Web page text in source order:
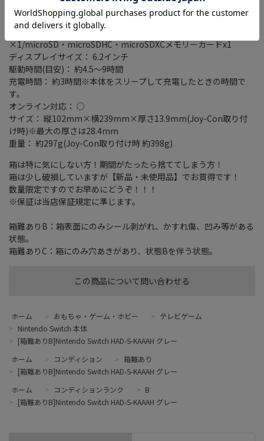
この商品について問い合わせる
タイプ： 据え置き/携帯ゲーム機
ストレージ容量： 32GB
入出力端子： USB Type-C端子 x1/ヘッドホンマイク端子
×1/microSD・microSDHC・microSDXCメモリーカードx1
ディスプレイサイズ： 6.2インチ
駆動時間(目安)： 約4.5～9時間
充電時間： 約3時間※本体をスリープして充電したときの時間で
す。
オンライン対応： ○
サイズ： 縦102mm×横239mm×厚さ13.9mm(Joy-Con取り付
け時)※最大の厚さは28.4mm
重量： 約297g(Joy-Con取り付け時 約398g)
箱は特に気にしない方！期間がたったら捨ててしまう方！
箱は少し破損していますが【新品・未使用品】でお買得です！
数量限定ですのでお早めにどうぞ！！！
※保証は当店保証規定に準じます。
箱難ありB：箱表面にのみシール剥がれ、かすれ傷、凹み等がある
状態。
箱難ありC：箱にのみ穴あきがあり、状態Bを伴う状態。
ホーム > おもちゃ・ゲーム・ホビー > テレビゲーム
> Nintendo Switch 本体
> [箱難ありB]Nintendo Switch HAD-S-KAAAH グレー
ホーム
> コンディション > 箱難あり
> [箱難ありB]Nintendo Switch HAD-S-KAAAH グレー
ホーム
> コンディションランク > B
> [箱難ありB]Nintendo Switch HAD-S-KAAAH グレー